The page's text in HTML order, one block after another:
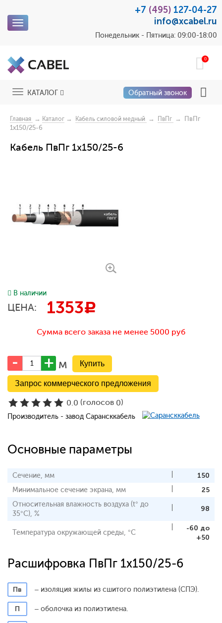
Toggle
+7 (495) 127-04-27
info@xcabel.ru
Понедельник - Пятница: 09:00-18:00
0
ToggleКАТАЛОГ Обратный звонок
Главная → Каталог → Кабель силовой медный → ПвПг → ПвПг
1x150/25-6
Кабель ПвПг 1x150/25-6
В наличии
ЦЕНА: 1353c
Сумма всего заказа не менее 5000 руб
м
Запрос коммерческого предложения
0.0 (голосов 0)
Производитель - завод Сарансккабель
Основные параметры
Сечение, мм
150
Минимальное сечение экрана, мм
25
Относительная влажность воздуха (t° до
35°С), %
98
Температура окружающей среды, °С
-60 до
+50
Расшифровка ПвПг 1x150/25-6
Пв – изоляция жилы из сшитого полиэтилена (СПЭ).
П – оболочка из полиэтилена.